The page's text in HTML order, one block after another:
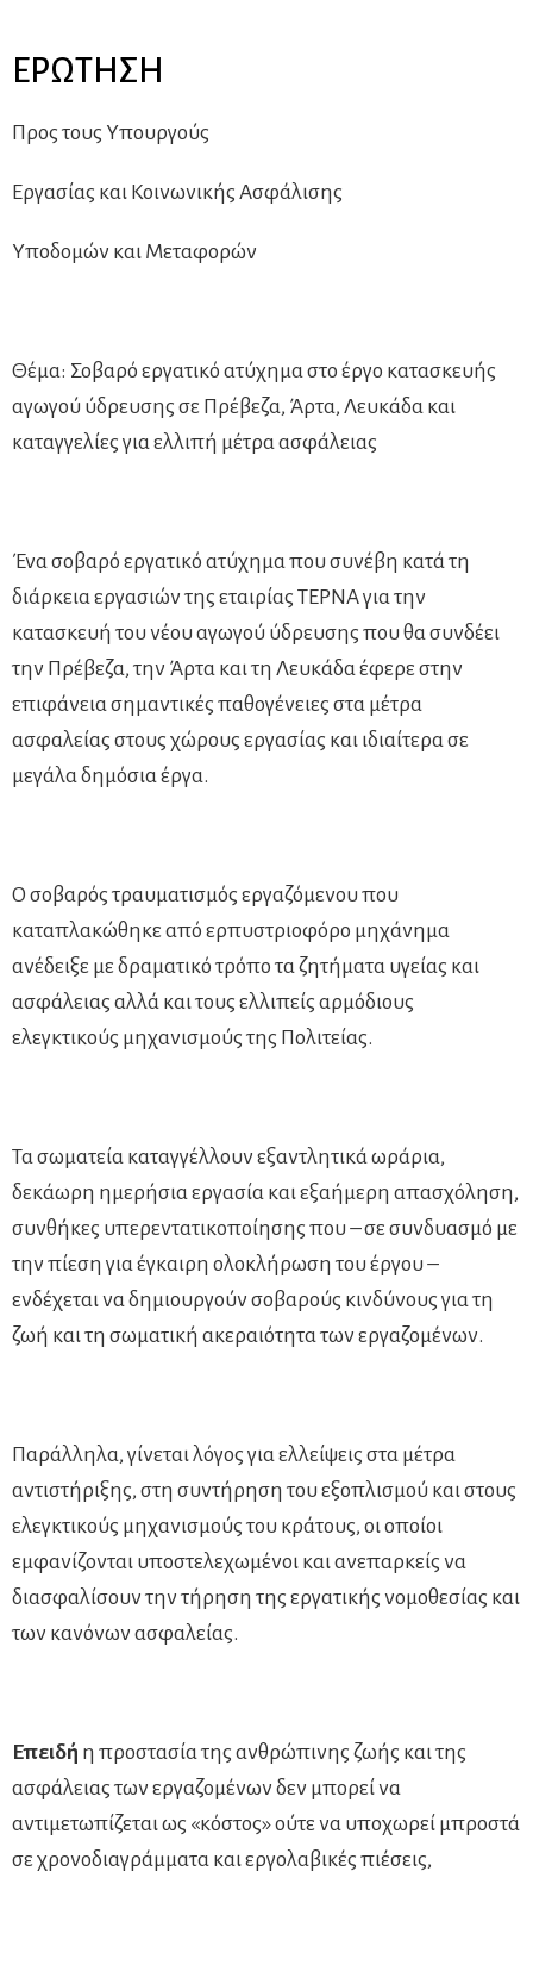
ΕΡΩΤΗΣΗ
Προς τους Υπουργούς
Εργασίας και Κοινωνικής Ασφάλισης
Υποδομών και Μεταφορών
Θέμα: Σοβαρό εργατικό ατύχημα στο έργο κατασκευής
αγωγού ύδρευσης σε Πρέβεζα, Άρτα, Λευκάδα και
καταγγελίες για ελλιπή μέτρα ασφάλειας
Ένα σοβαρό εργατικό ατύχημα που συνέβη κατά τη
διάρκεια εργασιών της εταιρίας ΤΕΡΝΑ για την
κατασκευή του νέου αγωγού ύδρευσης που θα συνδέει
την Πρέβεζα, την Άρτα και τη Λευκάδα έφερε στην
επιφάνεια σημαντικές παθογένειες στα μέτρα
ασφαλείας στους χώρους εργασίας και ιδιαίτερα σε
μεγάλα δημόσια έργα.
Ο σοβαρός τραυματισμός εργαζόμενου που
καταπλακώθηκε από ερπυστριοφόρο μηχάνημα
ανέδειξε με δραματικό τρόπο τα ζητήματα υγείας και
ασφάλειας αλλά και τους ελλιπείς αρμόδιους
ελεγκτικούς μηχανισμούς της Πολιτείας.
Τα σωματεία καταγγέλλουν εξαντλητικά ωράρια,
δεκάωρη ημερήσια εργασία και εξαήμερη απασχόληση,
συνθήκες υπερεντατικοποίησης που – σε συνδυασμό με
την πίεση για έγκαιρη ολοκλήρωση του έργου –
ενδέχεται να δημιουργούν σοβαρούς κινδύνους για τη
ζωή και τη σωματική ακεραιότητα των εργαζομένων.
Παράλληλα, γίνεται λόγος για ελλείψεις στα μέτρα
αντιστήριξης, στη συντήρηση του εξοπλισμού και στους
ελεγκτικούς μηχανισμούς του κράτους, οι οποίοι
εμφανίζονται υποστελεχωμένοι και ανεπαρκείς να
διασφαλίσουν την τήρηση της εργατικής νομοθεσίας και
των κανόνων ασφαλείας.
Επειδή η προστασία της ανθρώπινης ζωής και της
ασφάλειας των εργαζομένων δεν μπορεί να
αντιμετωπίζεται ως «κόστος» ούτε να υποχωρεί μπροστά
σε χρονοδιαγράμματα και εργολαβικές πιέσεις,